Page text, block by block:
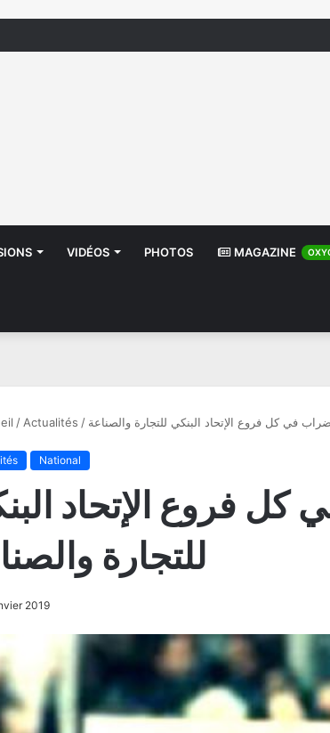
منظّمة تدعو السلطات إلى
VIDÉOS PHOTOS MAGAZINE
/ Actualités / في كل فروع الإتحاد البنكي للتجارة والصناعة
National
كل فروع الإتحاد
للتجارة
2019